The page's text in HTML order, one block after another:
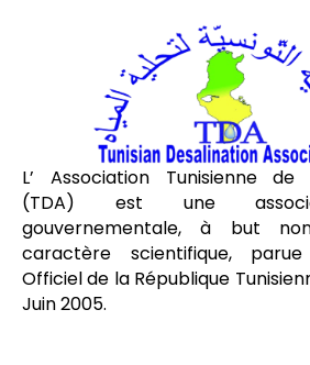
L’ Association Tunisienne de
(TDA) est une
gouvernementale, à but
caractère scientifique,
Officiel de la République
Juin 2005.